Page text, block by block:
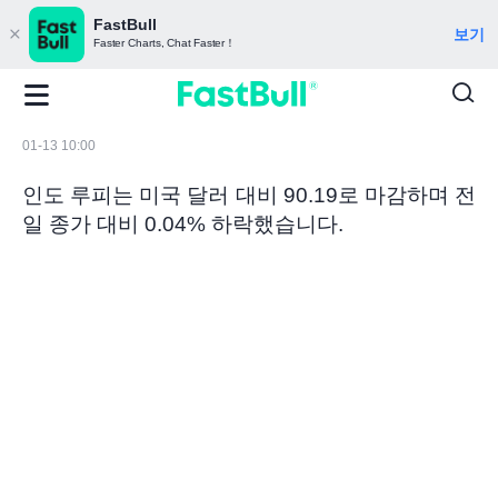
FastBull
Faster Charts, Chat Faster！ 보기
01-13 10:00
인도 루피는 미국 달러 대비 90.19로 마감하며 전
일 종가 대비 0.04% 하락했습니다.